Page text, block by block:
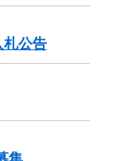
札公告